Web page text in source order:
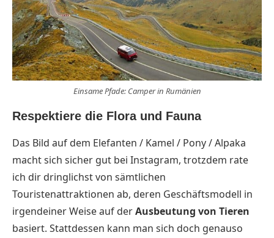
Einsame Pfade: Camper in Rumänien
Respektiere die Flora und Fauna
Das Bild auf dem Elefanten / Kamel / Pony / Alpaka
macht sich sicher gut bei Instagram, trotzdem rate
ich dir dringlichst von sämtlichen
Touristenattraktionen ab, deren Geschäftsmodell in
irgendeiner Weise auf derAusbeutung von Tieren
basiert. Stattdessen kann man sich doch genauso